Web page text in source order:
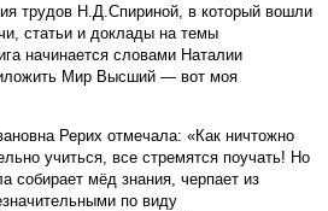
трудов Н.Д.Спириной, в который вошли
статьи и доклады на темы
начинается словами Наталии
Мир Высший — вот моя
Рерих отмечала: «Как ничтожно
учиться, все стремятся поучать! Но
собирает мёд знания, черпает из
по виду